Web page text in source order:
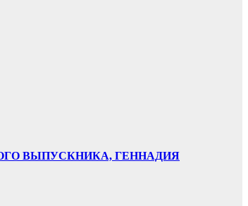
ВЫПУСКНИКА, ГЕННАДИЯ